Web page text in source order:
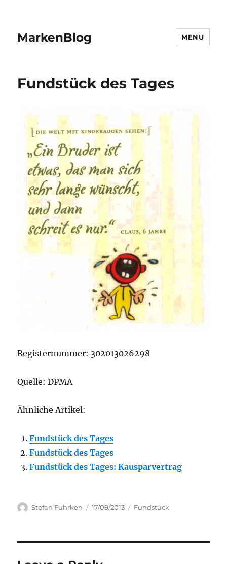
MarkenBlog MENU
Fundstück des Tages
Registernummer: 302013026298
Quelle: DPMA
Ähnliche Artikel:
Fundstück des Tages
Fundstück des Tages
Fundstück des Tages: Kausparvertrag
Author
Stefan Fuhrken
Posted
17/09/2013 Categories
Fundstück